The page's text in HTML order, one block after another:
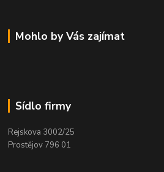
Mohlo by Vás zajímat
Sídlo firmy
Rejskova 3002/25
Prostějov 796 01